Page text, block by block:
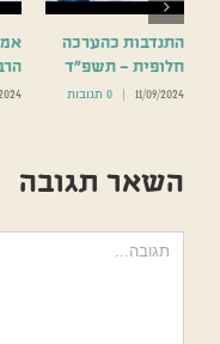
התנדבות כהערכה
חלופית – תשפ”ד
11/09/2024
| 0 תגובות
השאר תגובה